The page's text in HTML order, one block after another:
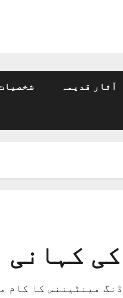
آثار قدیمہ
کہانی
مینٹیننس کا کام